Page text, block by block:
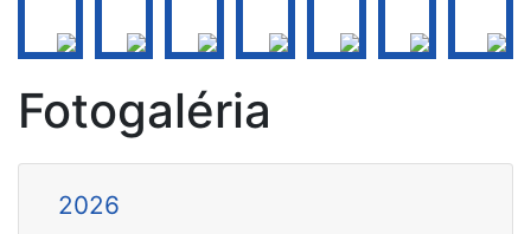
FOTOGRAFIA
VÝTVARNÍCTVO
UMELECKÝ PREDNES
UMELECKÉ REMESLO
Fotogaléria
2026